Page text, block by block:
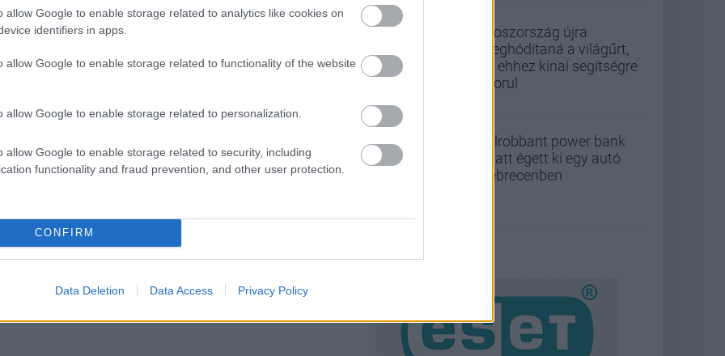
allow Google to enable storage related to analytics like cookies on
identifiers in apps.
allow Google to enable storage related to functionality of the website
allow Google to enable storage related to personalization.
allow Google to enable storage related to security, including
functionality and fraud prevention, and other user protection.
CONFIRM
Data Deletion Data Access Privacy Policy
kapott a Metro
is tudjuk
Oroszország újra
meghódítaná a világűrt,
de ehhez kínai segítségre
szorul
Felrobbant power bank
miatt égett ki egy autó
Debrecenben